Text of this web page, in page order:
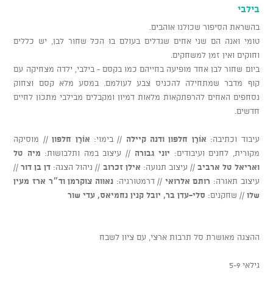
בילבי
בהשראת הסיפור שכולנו אוהבים.
טומי ואנה הם שני אחים שגדלים בעולם בו הכל שחור לבן, יש כללים
וחוקים ואין זמן למשחקים.
ביום שחור לבן אחד מופיעה בחייהם כמו בקסם - בילבי, ילדה מצחיקה עם
קוף מדבר שמתחילה להכניס צבע לעולמם. במסע מלא קסם וצחוק
נסחפים האחים להרפתקאות מלאות דמיון ומקבלים מבילבי מתכון לחיים
חדשים.
עיבוד וכתיבה: אוֹרָן חלפון ודנה קיילה // בימוי: אוֹרָן חלפון// מוסיקה
מקורית, לחנים ועיבודים: יוני גבורה // עיצוב במה ותלבושות: מיה טל
ואריאל טל ארביב // עיצוב תנועה: אילן זכרוב // ניהול הצגה: דן בן דור//
עיצוב תאורה: רותם אלרואי // דרמטורגיה:נאווה צוקרמן וד״ר ארז מעין
שלו // שחקנים: סלי-עדן בר, יובל קנין נחמיאס, עדי שור
ההצגה מאושרת סל תרבות ארצי, עם ציון לשבח
גילאי 5-9